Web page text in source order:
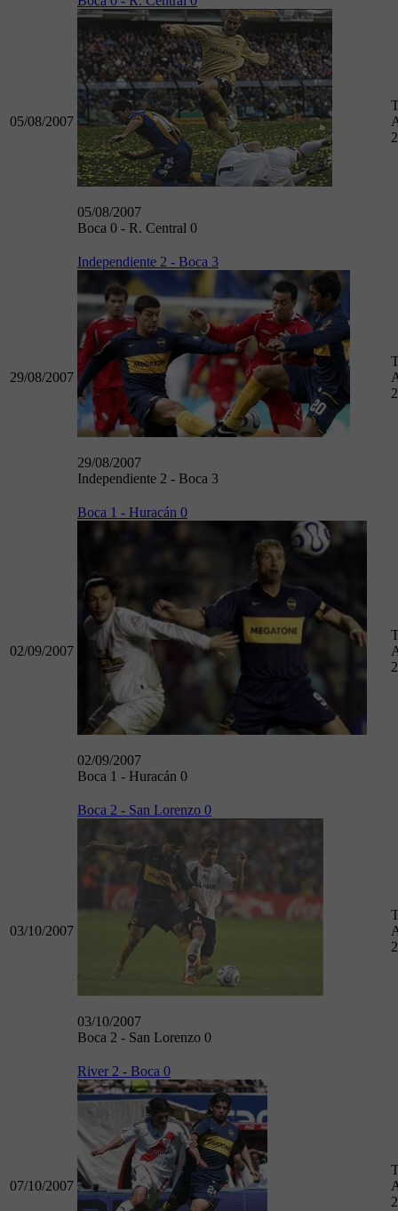
05/08/2007
05/08/2007
Boca 0 - R. Central 0
29/08/2007
Independiente 2 - Boca 3
29/08/2007
Independiente 2 - Boca 3
02/09/2007
Boca 1 - Huracán 0
02/09/2007
Boca 1 - Huracán 0
03/10/2007
Boca 2 - San Lorenzo 0
03/10/2007
Boca 2 - San Lorenzo 0
07/10/2007
River 2 - Boca 0